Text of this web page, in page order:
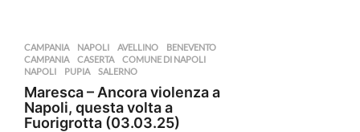
CAMPANIA ,NAPOLI AVELLINO ,BENEVENTO
CAMPANIA
,CASERTA ,COMUNE DI NAPOLI
NAPOLI
,PUPIA ,SALERNO
Maresca – Ancora violenza a
Napoli, questa volta a
Fuorigrotta (03.03.25)